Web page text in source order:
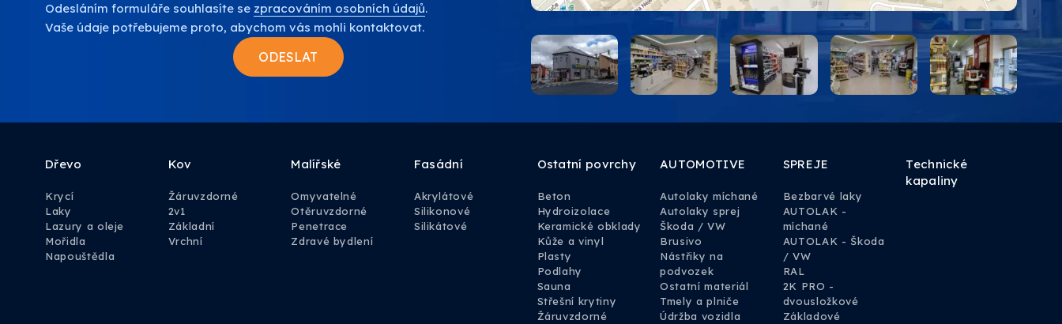
Odesláním formuláře souhlasíte se zpracováním osobních údajů.
Vaše údaje potřebujeme proto, abychom vás mohli kontaktovat.
Dřevo
Krycí
Laky
Lazury a oleje
Mořidla
Napouštědla
Kov
Žáruvzdorné
2v1
Základní
Vrchní
Malířské
Omyvatelné
Otěruvzdorné
Penetrace
Zdravé bydlení
Fasádní
Akrylátové
Silikonové
Silikátové
Ostatní povrchy
Beton
Hydroizolace
Keramické obklady
Kůže a vinyl
Plasty
Podlahy
Sauna
Střešní krytiny
Žáruvzdorné
AUTOMOTIVE
Autolaky míchané
Autolaky sprej
Škoda / VW
Brusivo
Nástřiky na
podvozek
Ostatní materiál
Tmely a plniče
Údržba vozidla
SPREJE
Bezbarvé laky
AUTOLAK -
míchané
AUTOLAK - Škoda
/ VW
RAL
2K PRO -
dvousložkové
Základové
Technické
kapaliny